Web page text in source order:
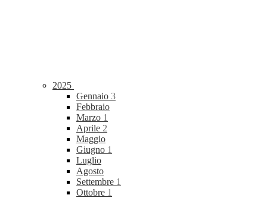
2025
Gennaio 3
Febbraio
Marzo 1
Aprile 2
Maggio
Giugno 1
Luglio
Agosto
Settembre 1
Ottobre 1